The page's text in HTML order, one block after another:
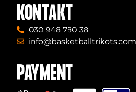
KONTAKT
030 948 780 38
info@basketballtrikots.com
PAYMENT